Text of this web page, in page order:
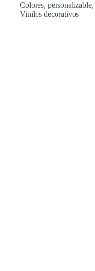
Colores, personalizable,
Vinilos decorativos